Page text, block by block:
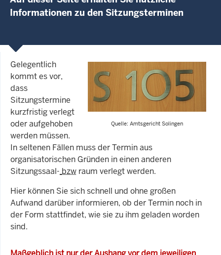
Informationen zu den Sitzungsterminen
Quelle: Amtsgericht Solingen
Gelegentlich
kommt es vor,
dass
Sitzungstermine
kurzfristig verlegt
oder aufgehoben
werden müssen.
In seltenen Fällen muss der Termin aus
organisatorischen Gründen in einen anderen
Sitzungssaal- bzw raum verlegt werden.
Hier können Sie sich schnell und ohne großen
Aufwand darüber informieren, ob der Termin noch in
der Form stattfindet, wie sie zu ihm geladen worden
sind.